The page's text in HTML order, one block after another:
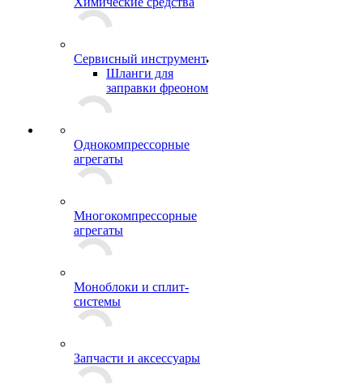
Сервисный инструмент
Шланги для
заправки фреоном
Однокомпрессорные
агрегаты
Многокомпрессорные
агрегаты
Моноблоки и сплит-
системы
Запчасти и аксессуары